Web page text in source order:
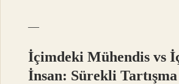
—
İçimdeki Mühendis vs
İnsan: Sürekli Tartışma